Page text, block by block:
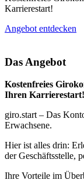
Karrierestart!
Angebot entdecken
Das Angebot
Kostenfreies
Ihren Karrierestart!
giro.start – Das
Erwachsene.
Hier ist alles drin:
der Geschäftsstelle,
Ihre Vorteile im